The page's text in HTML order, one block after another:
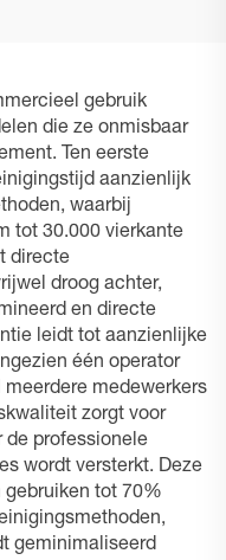
gebruik
die ze onmisbaar
Ten eerste
aanzienlijk
waarbij
tot 30.000 vierkante
directe
droog achter,
en directe
leidt tot aanzienlijke
één operator
medewerkers
zorgt voor
de professionele
wordt versterkt. Deze
tot 70%
geminimaliseerd